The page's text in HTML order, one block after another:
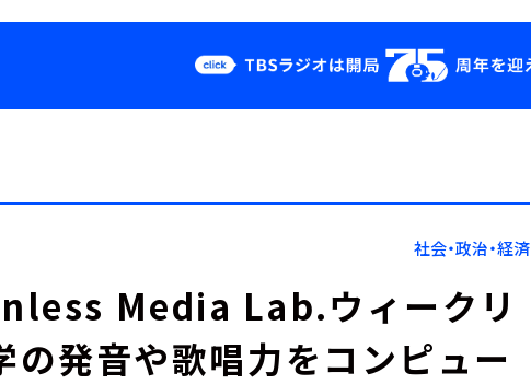
Podcast
YouTube
会社情報社会・政治・経済
Media Lab.ウィークリ
の発音や歌唱力をコンピュー